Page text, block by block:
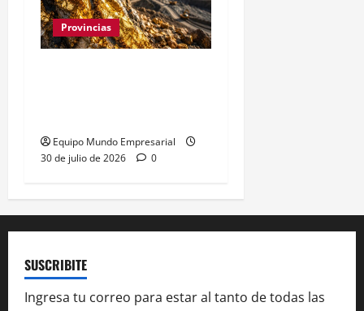
Provincias
Equipo Mundo Empresarial
30 de julio de 2026
0
SUSCRIBITE
Ingresa tu correo para estar al tanto de todas las